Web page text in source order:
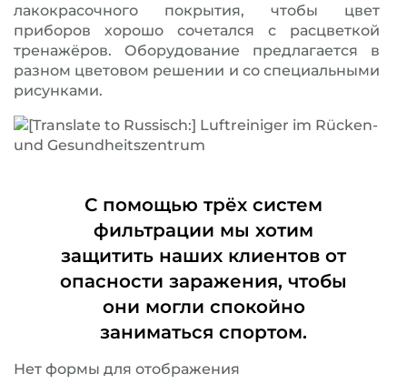
лакокрасочного покрытия, чтобы цвет
приборов хорошо сочетался с расцветкой
тренажёров. Оборудование предлагается в
разном цветовом решении и со специальными
рисунками.
С помощью трёх систем
фильтрации мы хотим
защитить наших клиентов от
опасности заражения, чтобы
они могли спокойно
заниматься спортом.
Нет формы для отображения